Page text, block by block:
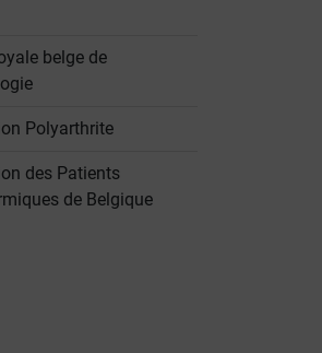
belge de
Polyarthrite
des Patients
de Belgique